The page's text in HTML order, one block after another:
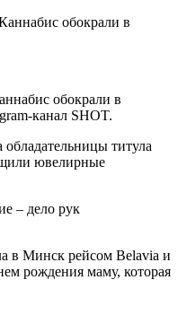
обокрали в
канал SHOT.
титула
ювелирные
– дело рук
в Минск рейсом Belavia и
рождения маму, которая